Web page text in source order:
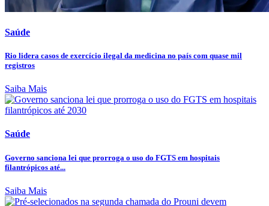
Saúde
Rio lidera casos de exercício ilegal da medicina no país com quase mil
registros
Saiba Mais
Saúde
Governo sanciona lei que prorroga o uso do FGTS em hospitais
filantrópicos até...
Saiba Mais